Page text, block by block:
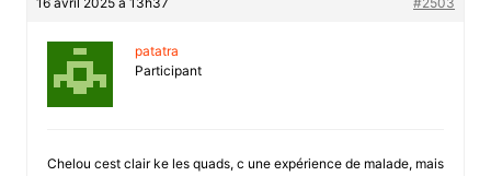
patatra
Participant
Chelou cest clair ke les quads, c une expérience de malade, mais